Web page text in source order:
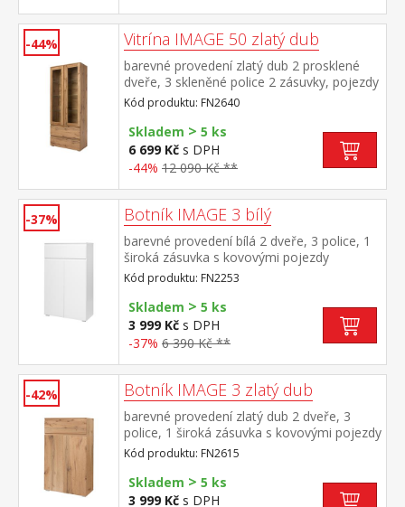
-44% Vitrína IMAGE 50 zlatý dub
barevné provedení zlatý dub 2 prosklené
dveře, 3 skleněné police 2 zásuvky, pojezdy
s kuličkovými ložisky záda jsou
oboustranná, možno zvolit barevné
provedení zlatý dub nebo bílá
Kód produktu: FN2640
Skladem > 5 ks
6 699 Kč s DPH
-44% 12 090 Kč **
-37% Botník IMAGE 3 bílý
barevné provedení bílá 2 dveře, 3 police, 1
široká zásuvka s kovovými pojezdy
Kód produktu: FN2253
Skladem > 5 ks
3 999 Kč s DPH
-37% 6 390 Kč **
-42% Botník IMAGE 3 zlatý dub
barevné provedení zlatý dub 2 dveře, 3
police, 1 široká zásuvka s kovovými pojezdy
Kód produktu: FN2615
Skladem > 5 ks
3 999 Kč s DPH